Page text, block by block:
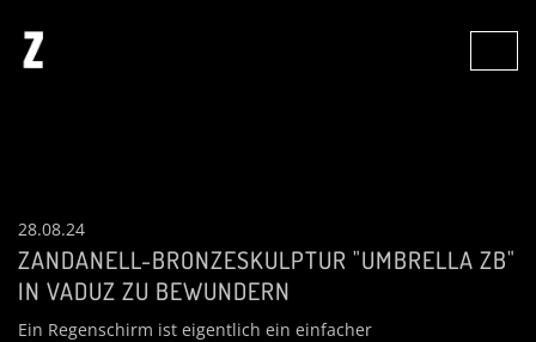
28.08.24
ZANDANELL-BRONZESKULPTUR "UMBRELLA ZB"
IN VADUZ ZU BEWUNDERN
Ein Regenschirm ist eigentlich ein einfacher